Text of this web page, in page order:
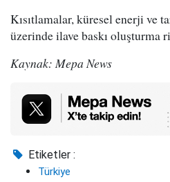
Kısıtlamalar, küresel enerji ve
üzerinde ilave baskı oluşturma
Kaynak: Mepa News
Etiketler :
Türkiye